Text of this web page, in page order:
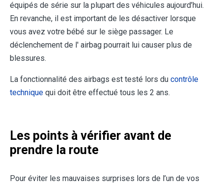
équipés de série sur la plupart des véhicules aujourd’hui.
En revanche, il est important de les désactiver lorsque
vous avez votre bébé sur le siège passager. Le
déclenchement de l' airbag pourrait lui causer plus de
blessures.
La fonctionnalité des airbags est testé lors du contrôle
technique qui doit être effectué tous les 2 ans.
Les points à vérifier avant de
prendre la route
Pour éviter les mauvaises surprises lors de l’un de vos